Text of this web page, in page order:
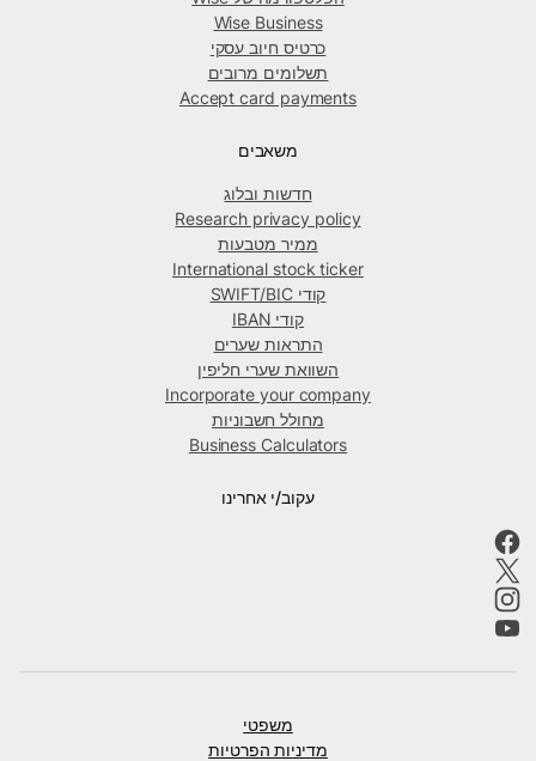
Wise Business
כרטיס חיוב עסקי
תשלומים מרובים
Accept card payments
משאבים
חדשות ובלוג
Research privacy policy
ממיר מטבעות
International stock ticker
קודי SWIFT/BIC
קודי IBAN
התראות שערים
השוואת שערי חליפין
Incorporate your company
מחולל חשבוניות
Business Calculators
עקוב/י אחרינו
משפטי
מדיניות הפרטיות